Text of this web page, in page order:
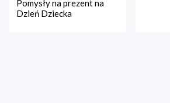
Pomysły na prezent na
Dzień Dziecka